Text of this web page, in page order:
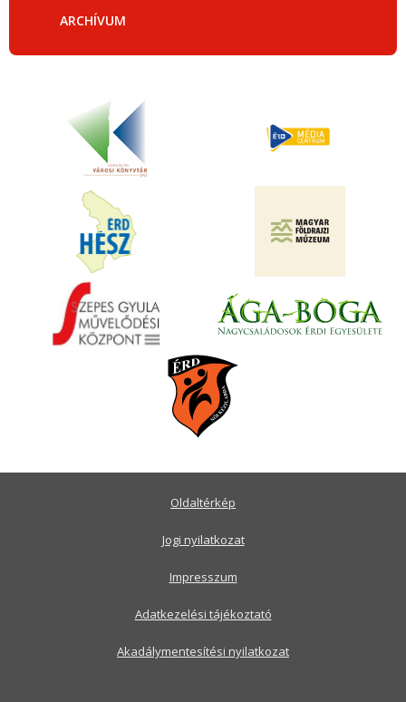
ARCHÍVUM
Oldaltérkép
Jogi nyilatkozat
Impresszum
Adatkezelési tájékoztató
Akadálymentesítési nyilatkozat